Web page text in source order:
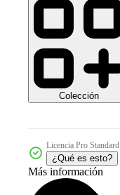
Colección
Licencia Pro Standard
¿Qué es esto?
Más información